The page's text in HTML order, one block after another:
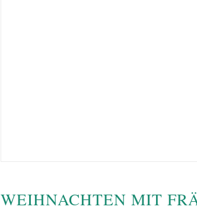
WEIHNACHTEN MIT